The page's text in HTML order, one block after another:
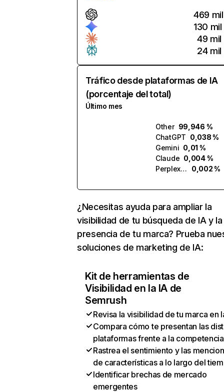
469 mil
130 mil
49 mil
24 mil
Tráfico desde plataformas de IA
(porcentaje del total)
Último mes
Other 99,946 %
ChatGPT 0,038 %
Gemini 0,01 %
Claude 0,004 %
Perplexity
0,002 %
¿Necesitas ayuda para ampliar la
visibilidad de tu búsqueda de IA y la
presencia de tu marca? Prueba
soluciones de marketing de IA:
Kit de herramientas de
Visibilidad en la IA de
Semrush
Revisa la visibilidad de tu marca en
Compara cómo te presentan las
plataformas frente a la competencia
Rastrea el sentimiento y las
de características a lo largo del
Identificar brechas de mercado
emergentes